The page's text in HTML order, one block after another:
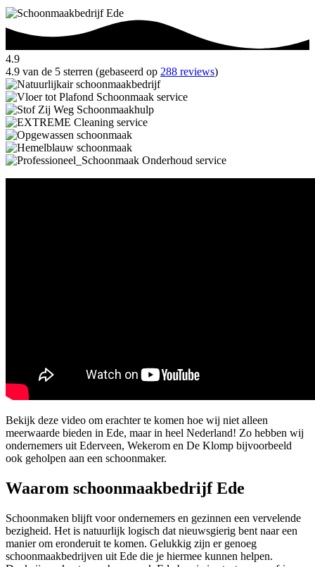
4.9
4.9 van de 5 sterren (gebaseerd op 288 reviews)
Bekijk deze video om erachter te komen hoe wij niet alleen
meerwaarde bieden in Ede, maar in heel Nederland! Zo hebben wij
ondernemers uit Ederveen, Wekerom en De Klomp bijvoorbeeld
ook geholpen aan een schoonmaker.
Waarom schoonmaakbedrijf Ede
Schoonmaken blijft voor ondernemers en gezinnen een vervelende
bezigheid. Het is natuurlijk logisch dat nieuwsgierig bent naar een
manier om eronderuit te komen. Gelukkig zijn er genoeg
schoonmaakbedrijven uit Ede die je hiermee kunnen helpen.